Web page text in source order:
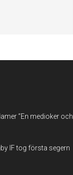
”En medioker och
IF tog första segern